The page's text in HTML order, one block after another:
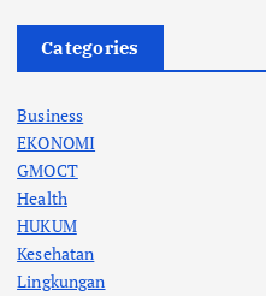
Categories
Business
EKONOMI
GMOCT
Health
HUKUM
Kesehatan
Lingkungan